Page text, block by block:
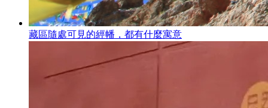
藏區隨處可見的經幡，都有什麼寓意